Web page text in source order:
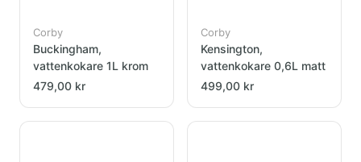
Corby
Buckingham,
vattenkokare 1L krom
479,00 kr
Corby
Kensington,
vattenkokare 0,6L matt
499,00 kr